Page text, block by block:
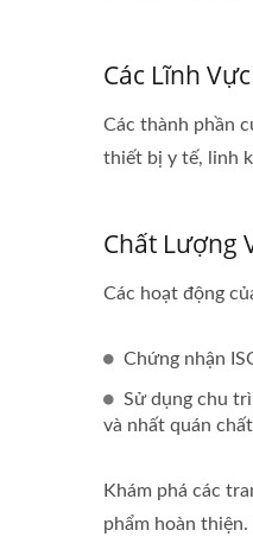
Các Lĩnh
Các thành phần
thiết bị y tế, linh
Chất Lượng
Các hoạt động
Chứng nhận
Sử dụng chu
và nhất quán
Khám phá các
phẩm hoàn thiện.